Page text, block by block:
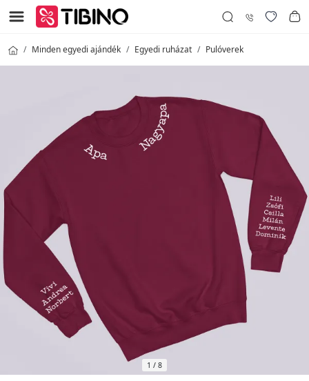
Minden egyedi ajándék Egyedi ruházat Pulóverek
1 / 8